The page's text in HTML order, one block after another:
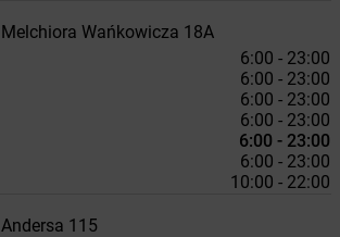
Melchiora Wańkowicza 18A
6:00 - 23:00
6:00 - 23:00
6:00 - 23:00
6:00 - 23:00
6:00 - 23:00
6:00 - 23:00
10:00 - 22:00
Andersa 115